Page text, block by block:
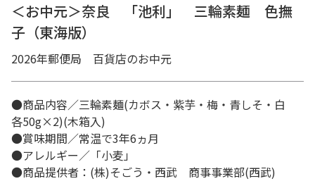
＜お中元＞奈良 「池利」 三輪素麺 色撫
子（東海版）
2026年郵便局 百貨店のお中元
●商品内容／三輪素麺(カボス・紫芋・梅・青しそ・白
各50g×2)(木箱入)
●賞味期間／常温で3年6ヵ月
●アレルギー／「小麦」
●商品提供者：(株)そごう・西武 商事事業部(西武)